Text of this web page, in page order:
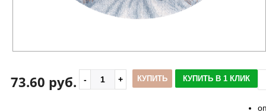
73.60 руб. КУПИТЬ КУПИТЬ В 1 КЛИК